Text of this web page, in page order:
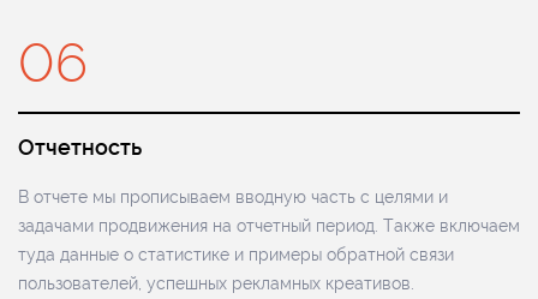
06
Отчетность
В отчете мы прописываем вводную часть с целями и
задачами продвижения на отчетный период. Также включаем
туда данные о статистике и примеры обратной связи
пользователей, успешных рекламных креативов.